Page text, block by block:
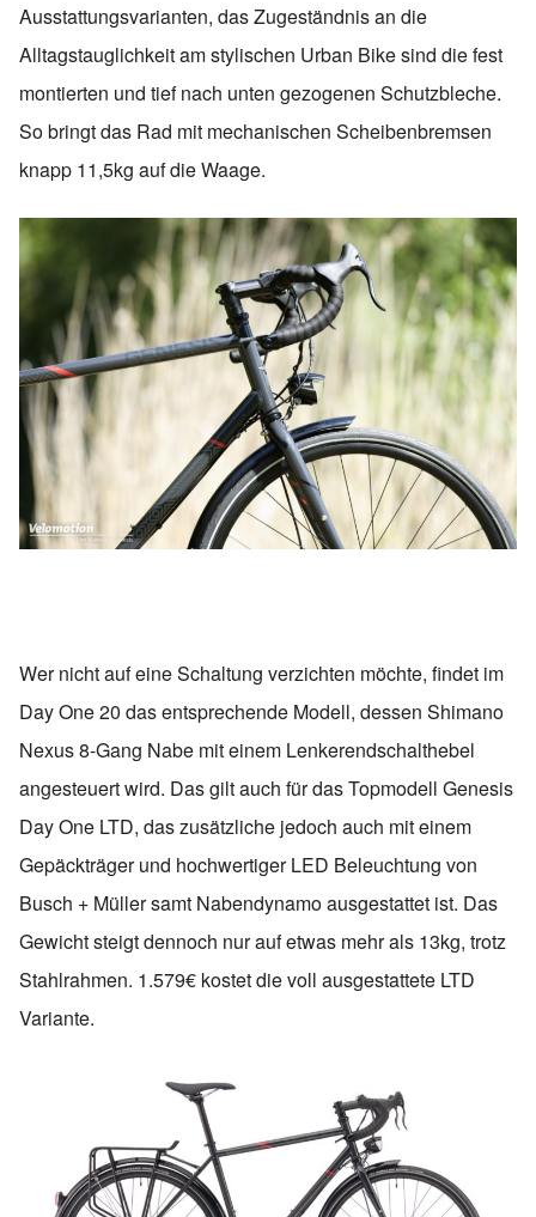
Ausstattungsvarianten, das Zugeständnis an die
Alltagstauglichkeit am stylischen Urban Bike sind die fest
montierten und tief nach unten gezogenen Schutzbleche.
So bringt das Rad mit mechanischen Scheibenbremsen
knapp 11,5kg auf die Waage.
Wer nicht auf eine Schaltung verzichten möchte, findet im
Day One 20 das entsprechende Modell, dessen Shimano
Nexus 8-Gang Nabe mit einem Lenkerendschalthebel
angesteuert wird. Das gilt auch für das Topmodell Genesis
Day One LTD, das zusätzliche jedoch auch mit einem
Gepäckträger und hochwertiger LED Beleuchtung von
Busch + Müller samt Nabendynamo ausgestattet ist. Das
Gewicht steigt dennoch nur auf etwas mehr als 13kg, trotz
Stahlrahmen. 1.579€ kostet die voll ausgestattete LTD
Variante.